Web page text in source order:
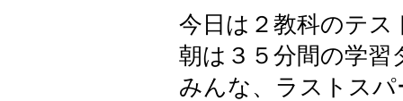
今日は２教科のテ
朝は３５分間の学
みんな、ラストス